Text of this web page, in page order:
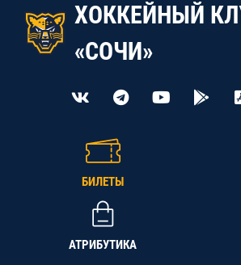
ХОККЕЙНЫЙ
«СОЧИ»
БИЛЕТЫ
АТРИБУТИКА